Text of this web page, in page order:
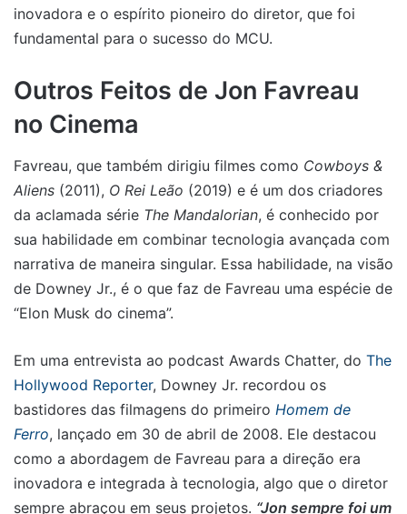
inovadora e o espírito pioneiro do diretor, que foi
fundamental para o sucesso do MCU.
Outros Feitos de Jon Favreau
no Cinema
Favreau, que também dirigiu filmes como Cowboys &
Aliens (2011), O Rei Leão (2019) e é um dos criadores
da aclamada série The Mandalorian, é conhecido por
sua habilidade em combinar tecnologia avançada com
narrativa de maneira singular. Essa habilidade, na visão
de Downey Jr., é o que faz de Favreau uma espécie de
“Elon Musk do cinema”.
Em uma entrevista ao podcast Awards Chatter, do The
Hollywood Reporter, Downey Jr. recordou os
bastidores das filmagens do primeiro Homem de
Ferro, lançado em 30 de abril de 2008. Ele destacou
como a abordagem de Favreau para a direção era
inovadora e integrada à tecnologia, algo que o diretor
sempre abraçou em seus projetos. “Jon sempre foi um